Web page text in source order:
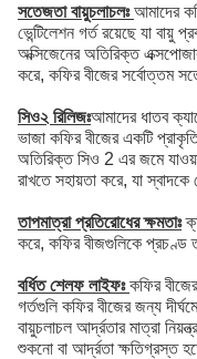
সতেজতা বায়ুচলাচলঃ আমাদের
ভেন্টিলেশন গর্ত রয়েছে যা বায়ু
অক্সিজেনের অতিরিক্ত
করে, কফির বীজের সর্বোত্তম
সিও২ রিলিজঃআমাদের ধাতব
ভাজা কফির বীজের একটি
অতিরিক্ত সিও 2 এর জমে
রাখতে সহায়তা করে, যা স্বাদকে
তাপমাত্রা প্রতিরোধের ক্ষমতাঃ
করে, কফির বীজগুলিকে প্রচণ্ড
বর্ধিত শেলফ লাইফঃ কফির
গর্তগুলি কফির বীজের জন্য
বায়ুচলাচল আর্দ্রতার মাত্রা
শুকনো বা আর্দ্রতা ক্ষতিগ্রস্ত